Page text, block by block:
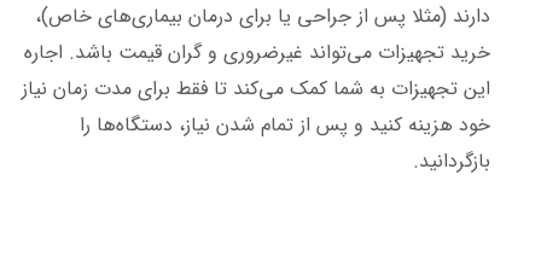
دارند (مثلا پس از جراحی یا برای درمان بیماری‌های خاص)،
خرید تجهیزات می‌تواند غیرضروری و گران قیمت باشد. اجاره
این تجهیزات به شما کمک می‌کند تا فقط برای مدت زمان نیاز
خود هزینه کنید و پس از تمام شدن نیاز، دستگاه‌ها را
بازگردانید.